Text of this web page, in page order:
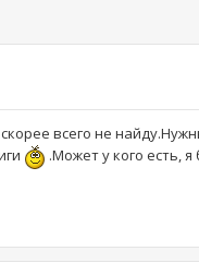
всего не
.Может у кого есть,